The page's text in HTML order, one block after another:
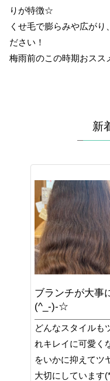
りが特徴☆
くせ毛で膨らみや広がり
ださい！
梅雨前のこの時期おス
新
ブランチが大事
(^_-)-☆
どんなスタイルも
れキレイに可愛く
をいかに抑えてツ
大切にしています